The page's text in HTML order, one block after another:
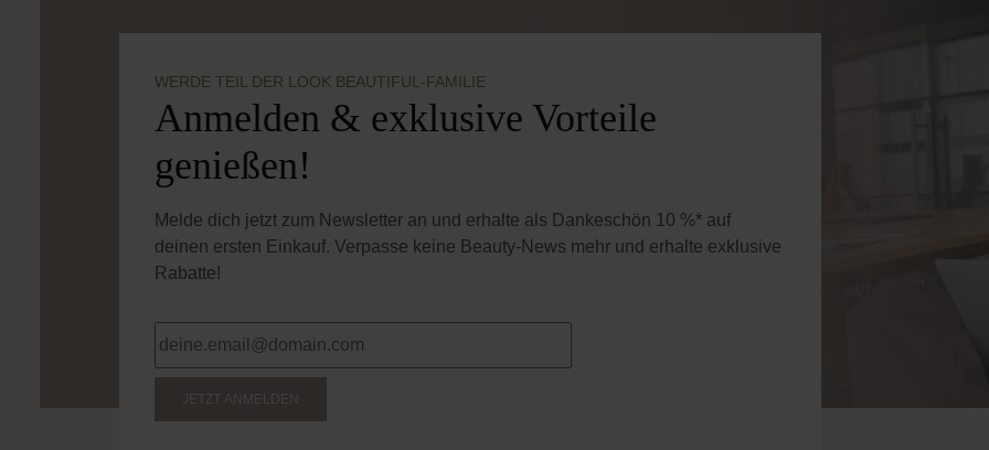
WERDE TEIL DER LOOK BEAUTIFUL-FAMILIE
Anmelden & exklusive Vorteile
genießen!
Melde dich jetzt zum Newsletter an und erhalte als Dankeschön 10 %* auf
deinen ersten Einkauf. Verpasse keine Beauty-News mehr und erhalte exklusive
Rabatte!
JETZT ANMELDEN